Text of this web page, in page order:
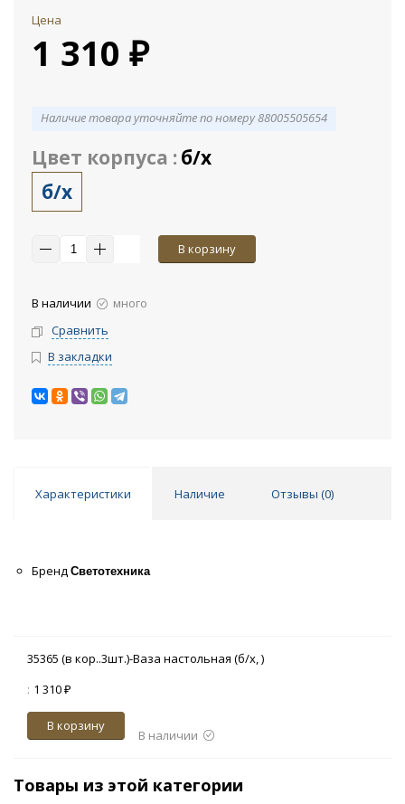
Цена
1 310 ₽
Наличие товара уточняйте по номеру 88005505654
Цвет корпуса : б/х
б/х
В корзину
В наличии
много
Сравнить
В закладки
Характеристики Наличие Отзывы (0)
Бренд Светотехника
35365 (в кор..3шт.)-Ваза настольная (б/х, )
: 1 310 ₽
В корзину
В наличии
Товары из этой категории